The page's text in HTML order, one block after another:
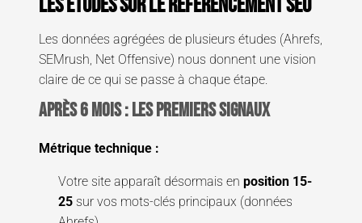
Les données agrégées de plusieurs études (Ahrefs,
SEMrush, Net Offensive) nous donnent une vision
claire de ce qui se passe à chaque étape.
Après 6 mois : les premiers signaux
Métrique technique :
Votre site apparaît désormais en position 15-
25 sur vos mots-clés principaux (données